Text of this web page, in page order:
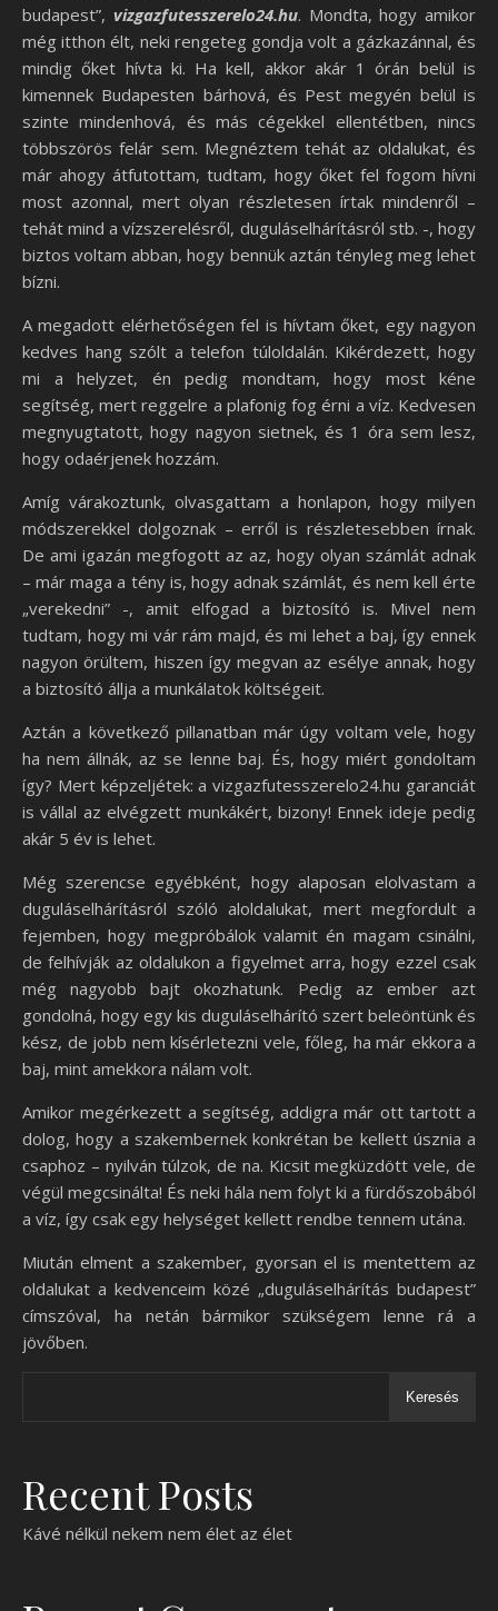
budapest”, vizgazfutesszerelo24.hu. Mondta, hogy amikor
még itthon élt, neki rengeteg gondja volt a gázkazánnal, és
mindig őket hívta ki. Ha kell, akkor akár 1 órán belül is
kimennek Budapesten bárhová, és Pest megyén belül is
szinte mindenhová, és más cégekkel ellentétben, nincs
többszörös felár sem. Megnéztem tehát az oldalukat, és
már ahogy átfutottam, tudtam, hogy őket fel fogom hívni
most azonnal, mert olyan részletesen írtak mindenről –
tehát mind a vízszerelésről, duguláselhárításról stb. -, hogy
biztos voltam abban, hogy bennük aztán tényleg meg lehet
bízni.
A megadott elérhetőségen fel is hívtam őket, egy nagyon
kedves hang szólt a telefon túloldalán. Kikérdezett, hogy
mi a helyzet, én pedig mondtam, hogy most kéne
segítség, mert reggelre a plafonig fog érni a víz. Kedvesen
megnyugtatott, hogy nagyon sietnek, és 1 óra sem lesz,
hogy odaérjenek hozzám.
Amíg várakoztunk, olvasgattam a honlapon, hogy milyen
módszerekkel dolgoznak – erről is részletesebben írnak.
De ami igazán megfogott az az, hogy olyan számlát adnak
– már maga a tény is, hogy adnak számlát, és nem kell érte
„verekedni” -, amit elfogad a biztosító is. Mivel nem
tudtam, hogy mi vár rám majd, és mi lehet a baj, így ennek
nagyon örültem, hiszen így megvan az esélye annak, hogy
a biztosító állja a munkálatok költségeit.
Aztán a következő pillanatban már úgy voltam vele, hogy
ha nem állnák, az se lenne baj. És, hogy miért gondoltam
így? Mert képzeljétek: a vizgazfutesszerelo24.hu garanciát
is vállal az elvégzett munkákért, bizony! Ennek ideje pedig
akár 5 év is lehet.
Még szerencse egyébként, hogy alaposan elolvastam a
duguláselhárításról szóló aloldalukat, mert megfordult a
fejemben, hogy megpróbálok valamit én magam csinálni,
de felhívják az oldalukon a figyelmet arra, hogy ezzel csak
még nagyobb bajt okozhatunk. Pedig az ember azt
gondolná, hogy egy kis duguláselhárító szert beleöntünk és
kész, de jobb nem kísérletezni vele, főleg, ha már ekkora a
baj, mint amekkora nálam volt.
Amikor megérkezett a segítség, addigra már ott tartott a
dolog, hogy a szakembernek konkrétan be kellett úsznia a
csaphoz – nyilván túlzok, de na. Kicsit megküzdött vele, de
végül megcsinálta! És neki hála nem folyt ki a fürdőszobából
a víz, így csak egy helységet kellett rendbe tennem utána.
Miután elment a szakember, gyorsan el is mentettem az
oldalukat a kedvenceim közé „duguláselhárítás budapest”
címszóval, ha netán bármikor szükségem lenne rá a
jövőben.
Keresés
Recent Posts
Kávé nélkül nekem nem élet az élet